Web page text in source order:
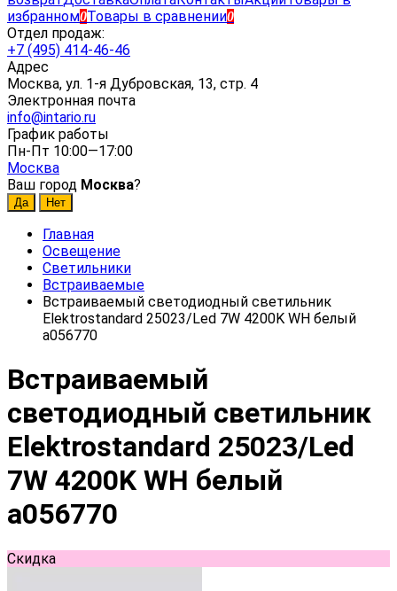
избранном0Товары в сравнении0
Отдел продаж:
+7 (495) 414-46-46
Адрес
Москва, ул. 1-я Дубровская, 13, стр. 4
Электронная почта
info@intario.ru
График работы
Пн-Пт 10:00—17:00
Москва
Ваш город Москва?
Главная
Освещение
Светильники
Встраиваемые
Встраиваемый светодиодный светильник
Elektrostandard 25023/Led 7W 4200K WH белый
a056770
Встраиваемый
светодиодный светильник
Elektrostandard 25023/Led
7W 4200K WH белый
a056770
Скидка